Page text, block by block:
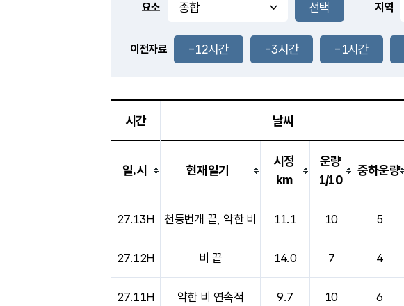
풍도
2.5m/s
-
요소 지역
이전자료 -12시간 -3시간 -1시간
시간 날씨
일.시 현재일기
시정
km
운량
1/10
중하운량
27.13H 천둥번개 끝, 약한 비 11.1 10 5
27.12H 비 끝 14.0 7 4
27.11H 약한 비 연속적 9.7 10 6